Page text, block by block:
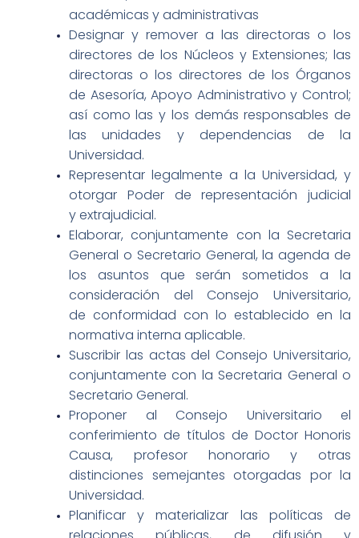
académicas y administrativas
Designar y remover a las directoras o los
directores de los Núcleos y Extensiones; las
directoras o los directores de los Órganos
de Asesoría, Apoyo Administrativo y Control;
así como las y los demás responsables de
las unidades y dependencias de la
Universidad.
Representar legalmente a la Universidad, y
otorgar Poder de representación judicial
yextrajudicial.
Elaborar, conjuntamente con la Secretaria
General o Secretario General, la agenda de
los asuntos que serán sometidos a la
consideración del Consejo Universitario,
de conformidad con lo establecido en la
normativa interna aplicable.
Suscribir las actas del Consejo Universitario,
conjuntamente con la Secretaria General o
Secretario General.
Proponer al Consejo Universitario el
conferimiento de títulos de Doctor Honoris
Causa, profesor honorario y otras
distinciones semejantes otorgadas por la
Universidad.
Planificar y materializar las políticas de